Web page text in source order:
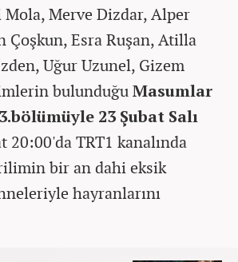
Merve Dizdar, Alper
Çoşkun, Esra Ruşan, Atilla
Uğur Uzunel, Gizem
bulunduğuMasumlar
23 Şubat Salı
20:00'da TRT1 kanalında
bir an dahi eksik
hayranlarını